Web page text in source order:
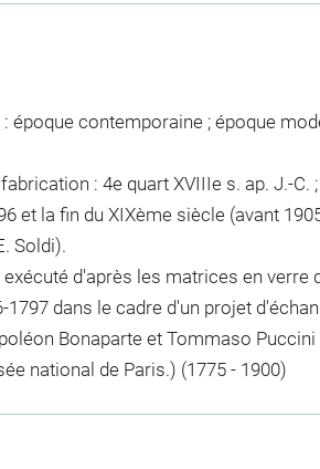
époque contemporaine ; époque
: 4e quart XVIIIe s. ap. J.-C.
et la fin du XIXème siècle (avant
Soldi).
d'après les matrices en verre
1797 dans le cadre d'un projet
Bonaparte et Tommaso
national de Paris.) (1775 - 1900)